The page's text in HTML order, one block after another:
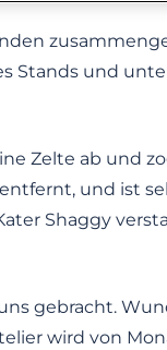
Stands und
Zelte ab und
und ist
Shaggy
gebracht.
wird von